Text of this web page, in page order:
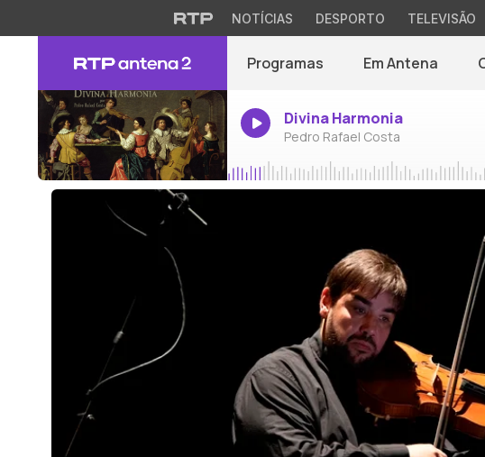
NOTÍCIAS DESPORTO TELEVISÃO
Programas Em Antena
Divina Harmonia
Pedro Rafael Costa